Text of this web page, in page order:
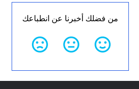
من فضلك أخبرنا عن انطباعك